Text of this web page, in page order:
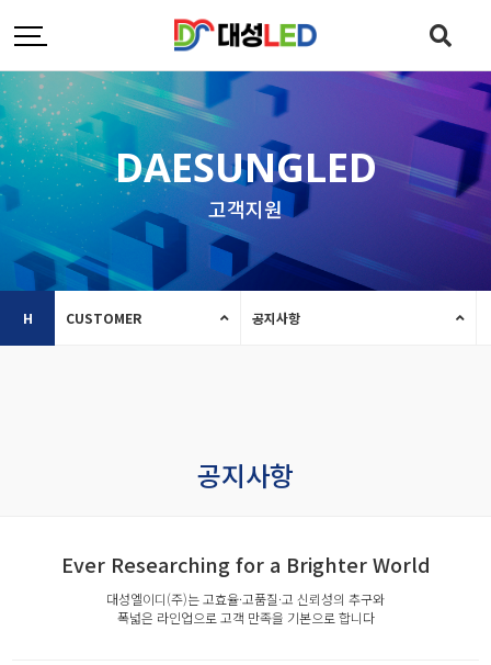
DAESUNGLED
고객지원
H CUSTOMER 공지사항
공지사항
Ever Researching for a Brighter World
대성엘이디(주)는 고효율·고품질·고 신뢰성의 추구와
폭넓은 라인업으로 고객 만족을 기본으로 합니다